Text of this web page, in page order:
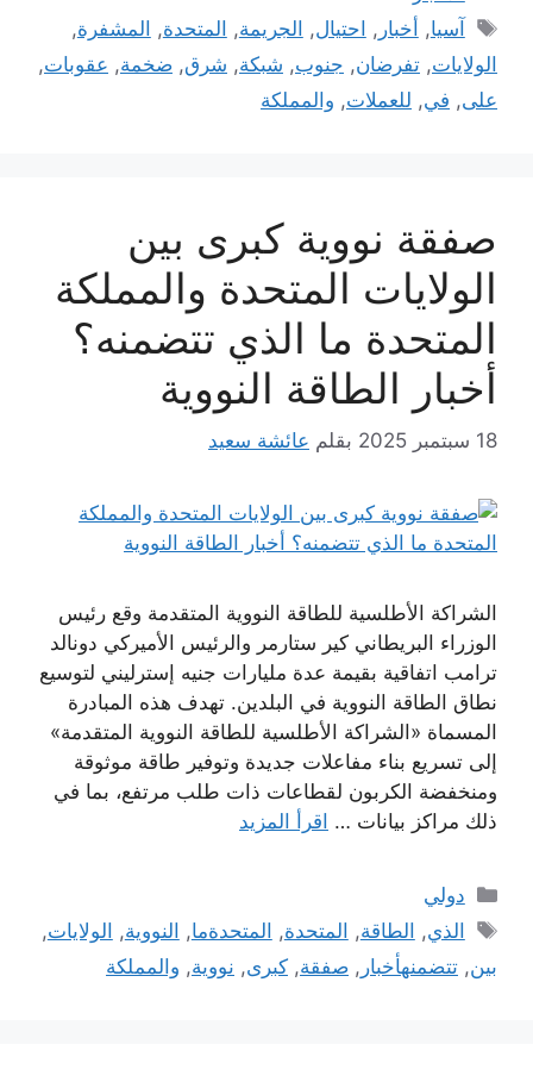
الوسوم
آسيا, أخبار , احتيال, الجريمة, المتحدة, المشفرة,
الولايات, تفرضان, جنوب, شبكة, شرق, ضخمة, عقوبات,
على, في, للعملات, والمملكة
صفقة نووية كبرى بين
الولايات المتحدة والمملكة
المتحدة ما الذي تتضمنه؟
أخبار الطاقة النووية
18 سبتمبر 2025 بقلم عائشة سعيد
الشراكة الأطلسية للطاقة النووية المتقدمة وقع رئيس
الوزراء البريطاني كير ستارمر والرئيس الأميركي دونالد
ترامب اتفاقية بقيمة عدة مليارات جنيه إسترليني لتوسيع
نطاق الطاقة النووية في البلدين. تهدف هذه المبادرة
المسماة «الشراكة الأطلسية للطاقة النووية المتقدمة»
إلى تسريع بناء مفاعلات جديدة وتوفير طاقة موثوقة
ومنخفضة الكربون لقطاعات ذات طلب مرتفع، بما في
ذلك مراكز بيانات … اقرأ المزيد
التصنيفات
دولي
الوسوم
الذي, الطاقة, المتحدة, المتحدةما, النووية, الولايات,
بين, تتضمنهأخبار , صفقة, كبرى, نووية, والمملكة